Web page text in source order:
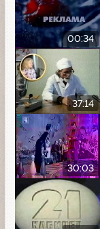
00:34
37:14
30:03